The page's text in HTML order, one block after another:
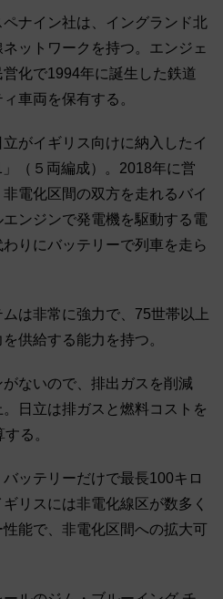
ナイン社は、イングランド北
ットワークを持つ。エンジェ
化で1994年に誕生した鉄道
車両を保有する。
がイギリス向けに納入したイ
（５両編成）。2018年に営
電化区間の双方を走れるバイ
ンジンで発電機を駆動する電
りにバッテリーで列車を走ら
は非常に強力で、75世帯以上
供給する能力を持つ。
ないので、排出ガスを削減
日立は排ガスと燃料コストを
る。
ッテリーだけで最長100キロ
リスには非電化線区が数多く
能で、非電化区間への拡大可